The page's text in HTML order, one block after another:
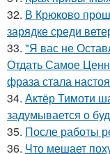
32. В Крюково
зарядке среди
33. "Я вас не
Отдать Самое
фраза стала
34. Актёр Тимоти
задумывается о
35. После работы
36. Что мешает